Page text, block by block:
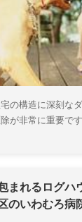
の構造に深刻な
が非常に重要で
まれるログハ
のいわむろ病